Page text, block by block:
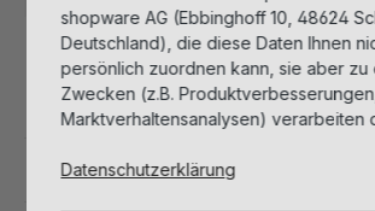
Beschreibung
Inhaltsstoffe
shopware AG (Ebbinghoff 10, 48624
Deutschland), die diese Daten Ihnen
persönlich zuordnen kann, sie aber zu
Zwecken (z.B. Produktverbesserungen,
Marktverhaltensanalysen) verarbeiten
Datenschutzerklärung